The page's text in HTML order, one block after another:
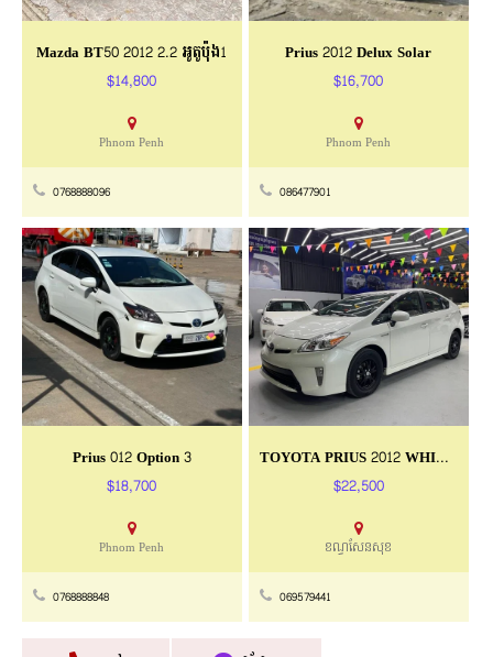
Mazda BT50 2012 2.2 អូតូប៉ុង1
$14,800
Phnom Penh
0768888096
Prius 2012 Delux Solar
$16,700
Phnom Penh
086477901
Prius 012 Option 3
$18,700
Phnom Penh
0768888848
TOYOTA PRIUS 2012 WHITE OP3
$22,500
ខណ្ធសែនសុខ
069579441